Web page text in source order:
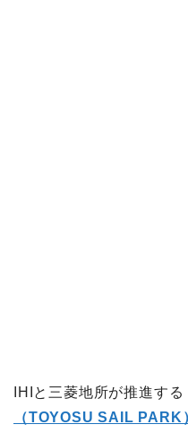
IHIと三菱地所が推進する
（TOYOSU SAIL PARK